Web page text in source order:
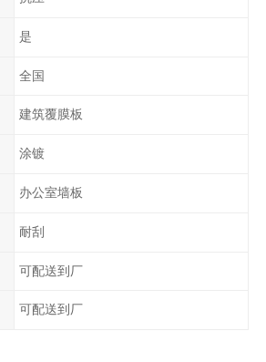
是
全国
建筑覆膜板
涂镀
办公室墙板
耐刮
可配送到厂
可配送到厂